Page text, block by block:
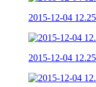
2015-12-04
2015-12-04